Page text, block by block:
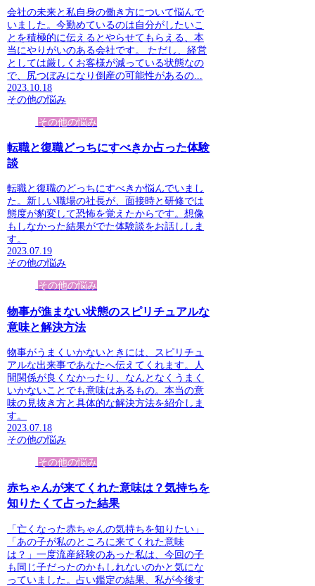
会社の未来と私自身の働き方について悩んで
いました。今勤めているのは自分がしたいこ
とを積極的に伝えるとやらせてもらえる、本
当にやりがいのある会社です。 ただし、経営
としては厳しくお客様が減っている状態なの
で、尻つぼみになり倒産の可能性があるの...
2023.10.18
その他の悩み
その他の悩み
転職と復職どっちにすべきか占った体験
談
転職と復職のどっちにすべきか悩んでいまし
た。新しい職場の社長が、面接時と研修では
態度が豹変して恐怖を覚えたからです。想像
もしなかった結果がでた体験談をお話ししま
す。
2023.07.19
その他の悩み
その他の悩み
物事が進まない状態のスピリチュアルな
意味と解決方法
物事がうまくいかないときには、スピリチュ
アルな出来事であなたへ伝えてくれます。人
間関係が良くなかったり、なんとなくうまく
いかないことでも意味はあるもの。本当の意
味の見抜き方と具体的な解決方法を紹介しま
す。
2023.07.18
その他の悩み
その他の悩み
赤ちゃんが来てくれた意味は？気持ちを
知りたくて占った結果
「亡くなった赤ちゃんの気持ちを知りたい」
「あの子が私のところに来てくれた意味
は？」一度流産経験のあった私は、今回の子
も同じ子だったのかもしれないのかと気にな
っていました。占い鑑定の結果、私が今後す